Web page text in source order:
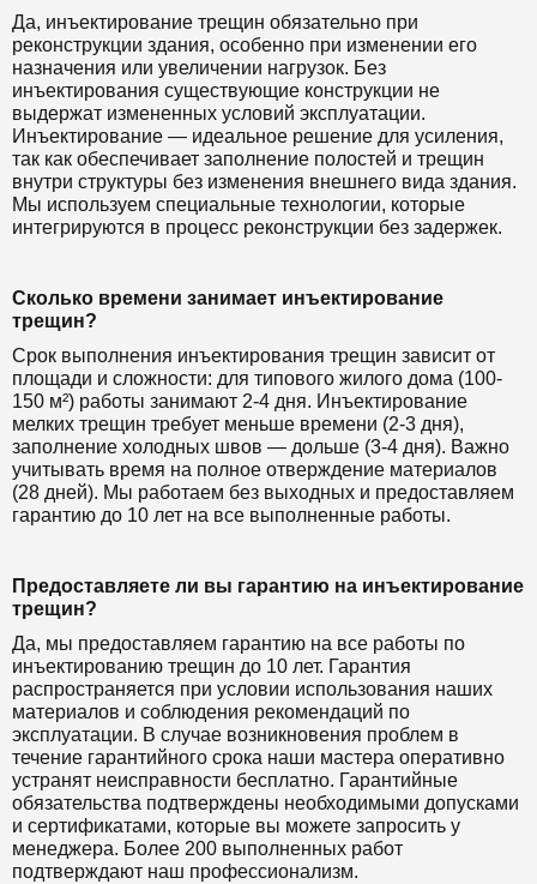
Да, инъектирование трещин обязательно при
реконструкции здания, особенно при изменении его
назначения или увеличении нагрузок. Без
инъектирования существующие конструкции не
выдержат измененных условий эксплуатации.
Инъектирование — идеальное решение для усиления,
так как обеспечивает заполнение полостей и трещин
внутри структуры без изменения внешнего вида здания.
Мы используем специальные технологии, которые
интегрируются в процесс реконструкции без задержек.
Сколько времени занимает инъектирование
трещин?
Срок выполнения инъектирования трещин зависит от
площади и сложности: для типового жилого дома (100-
150 м²) работы занимают 2-4 дня. Инъектирование
мелких трещин требует меньше времени (2-3 дня),
заполнение холодных швов — дольше (3-4 дня). Важно
учитывать время на полное отверждение материалов
(28 дней). Мы работаем без выходных и предоставляем
гарантию до 10 лет на все выполненные работы.
Предоставляете ли вы гарантию на инъектирование
трещин?
Да, мы предоставляем гарантию на все работы по
инъектированию трещин до 10 лет. Гарантия
распространяется при условии использования наших
материалов и соблюдения рекомендаций по
эксплуатации. В случае возникновения проблем в
течение гарантийного срока наши мастера оперативно
устранят неисправности бесплатно. Гарантийные
обязательства подтверждены необходимыми допусками
и сертификатами, которые вы можете запросить у
менеджера. Более 200 выполненных работ
подтверждают наш профессионализм.